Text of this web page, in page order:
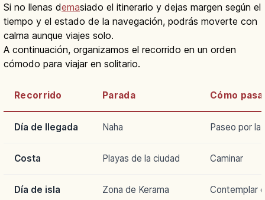
Si no llenas demasiado el itinerario y dejas margen según el
tiempo y el estado de la navegación, podrás moverte con
calma aunque viajes solo.
A continuación, organizamos el recorrido en un orden
cómodo para viajar en solitario.
Recorrido Parada Cómo
Día de llegada Naha Paseo por la
Costa Playas de la ciudad Caminar
Día de isla Zona de Kerama Contemplar